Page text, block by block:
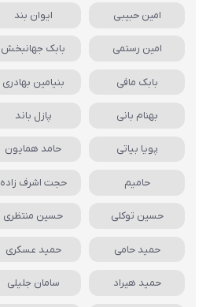
امین حبیبی ایوان بند
امین رستمی بابک جهانبخش
بابک مافی بنیامین بهادری
بهنام بانی پازل باند
پویا بیاتی حامد همایون
حامیم حجت اشرف زاده
حسین توکلی حسین منتظری
حمید حامی حمید عسکری
حمید هیراد سامان جلیلی